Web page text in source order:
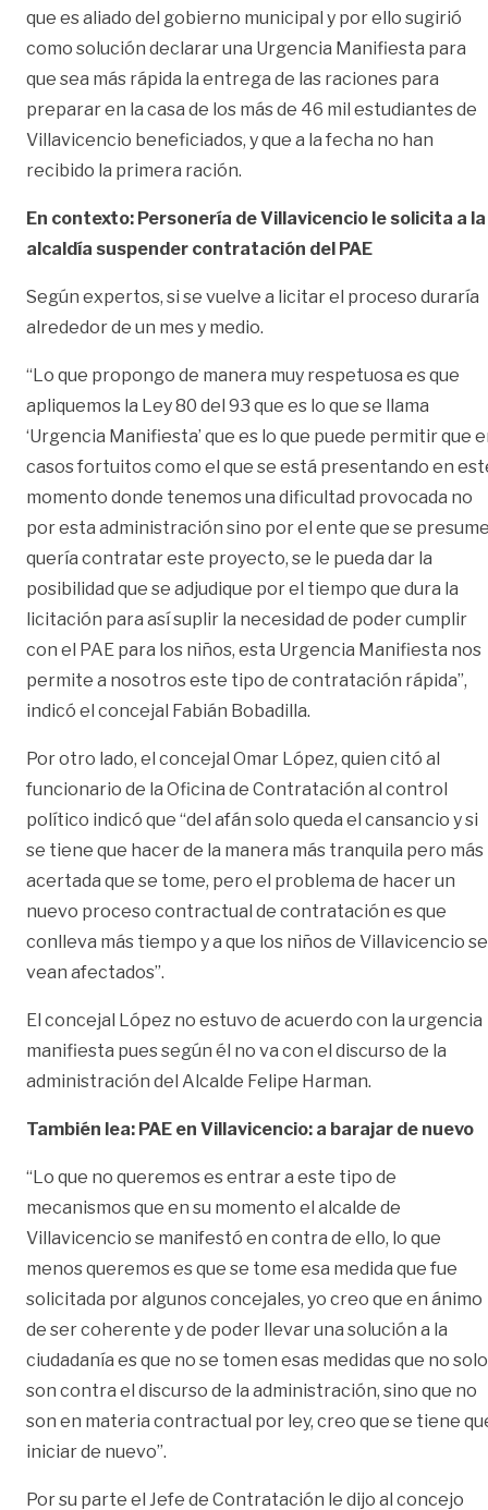
que es aliado del gobierno municipal y por ello sugirió
como solución declarar una Urgencia Manifiesta para
que sea más rápida la entrega de las raciones para
preparar en la casa de los más de 46 mil estudiantes de
Villavicencio beneficiados, y que a la fecha no han
recibido la primera ración.
En contexto: Personería de Villavicencio le solicita a la
alcaldía suspender contratación del PAE
Según expertos, si se vuelve a licitar el proceso duraría
alrededor de un mes y medio.
“Lo que propongo de manera muy respetuosa es que
apliquemos la Ley 80 del 93 que es lo que se llama
‘Urgencia Manifiesta’ que es lo que puede permitir que
casos fortuitos como el que se está presentando en
momento donde tenemos una dificultad provocada no
por esta administración sino por el ente que se
quería contratar este proyecto, se le pueda dar la
posibilidad que se adjudique por el tiempo que dura la
licitación para así suplir la necesidad de poder cumplir
con el PAE para los niños, esta Urgencia Manifiesta nos
permite a nosotros este tipo de contratación rápida”,
indicó el concejal Fabián Bobadilla.
Por otro lado, el concejal Omar López, quien citó al
funcionario de la Oficina de Contratación al control
político indicó que “del afán solo queda el cansancio y si
se tiene que hacer de la manera más tranquila pero más
acertada que se tome, pero el problema de hacer un
nuevo proceso contractual de contratación es que
conlleva más tiempo y a que los niños de Villavicencio se
vean afectados”.
El concejal López no estuvo de acuerdo con la urgencia
manifiesta pues según él no va con el discurso de la
administración del Alcalde Felipe Harman.
También lea: PAE en Villavicencio: a barajar de nuevo
“Lo que no queremos es entrar a este tipo de
mecanismos que en su momento el alcalde de
Villavicencio se manifestó en contra de ello, lo que
menos queremos es que se tome esa medida que fue
solicitada por algunos concejales, yo creo que en ánimo
de ser coherente y de poder llevar una solución a la
ciudadanía es que no se tomen esas medidas que no solo
son contra el discurso de la administración, sino que no
son en materia contractual por ley, creo que se tiene
iniciar de nuevo”.
Por su parte el Jefe de Contratación le dijo al concejo